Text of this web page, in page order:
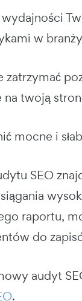
w
zatrzymać
na twoją
mocne i
SEO
raportu,
do
audyt
.